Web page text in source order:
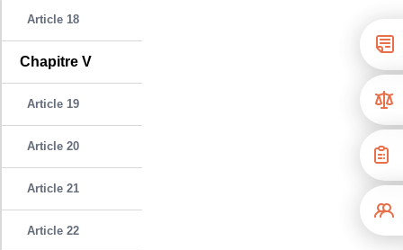
Article 18
Chapitre V
Article 19
Article 20
Article 21
Article 22